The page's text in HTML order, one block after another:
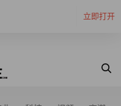
立即打开